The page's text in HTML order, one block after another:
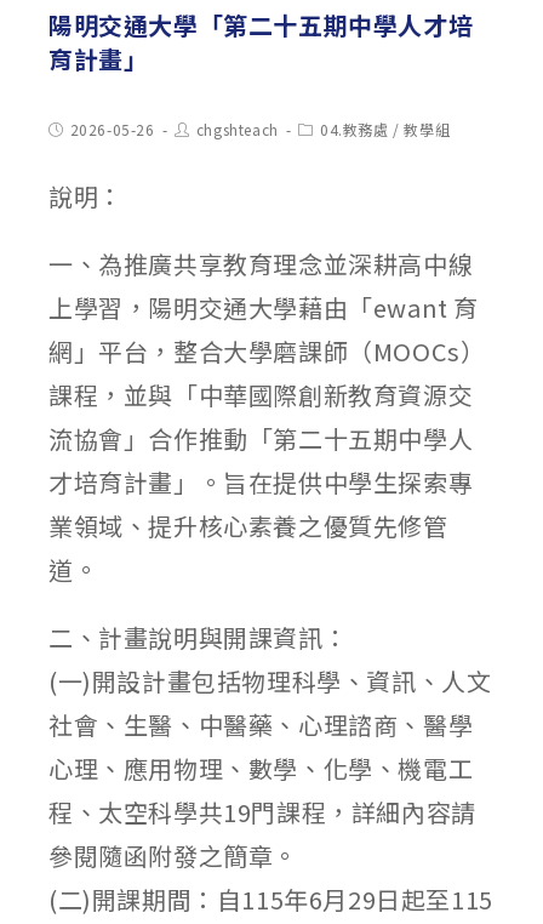
陽明交通大學「第二十五期中學人才培
育計畫」
Post2026-05-26
Post
author:
chgshteach
Post04.教務處 / 教學組
說明：
一、為推廣共享教育理念並深耕高中線
上學習，陽明交通大學藉由「ewant 育
網」平台，整合大學磨課師（MOOCs）
課程，並與「中華國際創新教育資源交
流協會」合作推動「第二十五期中學人
才培育計畫」。旨在提供中學生探索專
業領域、提升核心素養之優質先修管
道。
二、計畫說明與開課資訊：
(一)開設計畫包括物理科學、資訊、人文
社會、生醫、中醫藥、心理諮商、醫學
心理、應用物理、數學、化學、機電工
程、太空科學共19門課程，詳細內容請
參閱隨函附發之簡章。
(二)開課期間：自115年6月29日起至115